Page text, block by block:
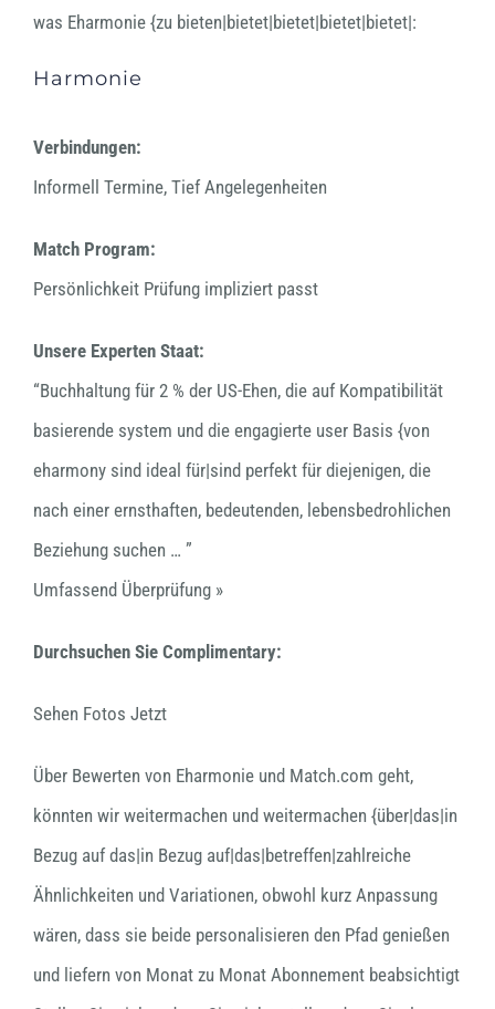
was Eharmonie {zu bieten|bietet|bietet|bietet|bietet|:
Harmonie
Verbindungen:
Informell Termine, Tief Angelegenheiten
Match Program:
Persönlichkeit Prüfung impliziert passt
Unsere Experten Staat:
“Buchhaltung für 2 % der US-Ehen, die auf Kompatibilität
basierende system und die engagierte user Basis {von
eharmony sind ideal für|sind perfekt für diejenigen, die
nach einer ernsthaften, bedeutenden, lebensbedrohlichen
Beziehung suchen … ”
Umfassend Überprüfung »
Durchsuchen Sie Complimentary:
Sehen Fotos Jetzt
Über Bewerten von Eharmonie und Match.com geht,
könnten wir weitermachen und weitermachen {über|das|in
Bezug auf das|in Bezug auf|das|betreffen|zahlreiche
Ähnlichkeiten und Variationen, obwohl kurz Anpassung
wären, dass sie beide personalisieren den Pfad genießen
und liefern von Monat zu Monat Abonnement beabsichtigt